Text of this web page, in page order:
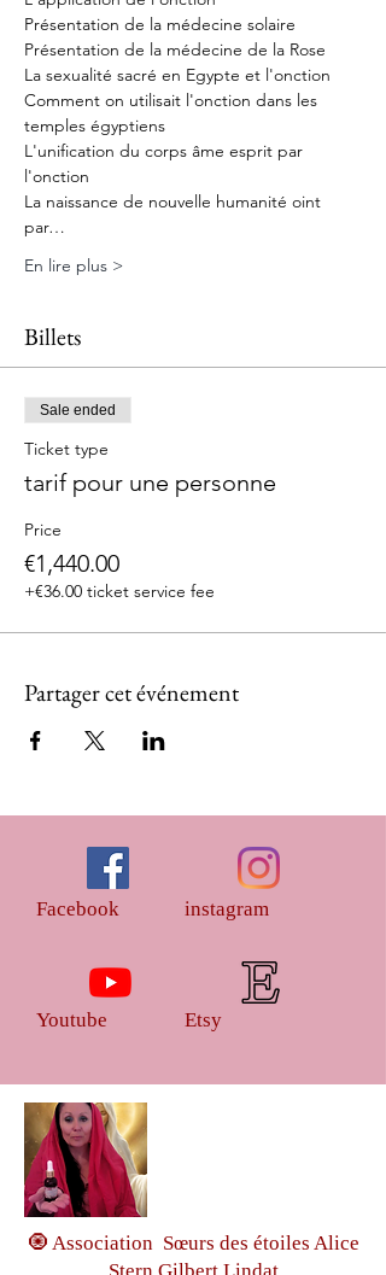
Présentation de la médecine solaire
Présentation de la médecine de la Rose
La sexualité sacré en Egypte et l'onction
Comment on utilisait l'onction dans les
temples égyptiens
L'unification du corps âme esprit par
l'onction
La naissance de nouvelle humanité oint
par…
En lire plus >
Billets
Sale ended
Ticket type
tarif pour une personne
Price
€1,440.00
+€36.00 ticket service fee
Partager cet événement
Facebook
Youtube
instagram
Etsy
🧿 Association Sœurs des étoiles Alice